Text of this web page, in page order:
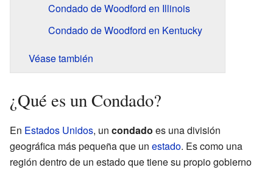
Condado de Woodford en Illinois
Condado de Woodford en Kentucky
Véase también
¿Qué es un Condado?
En Estados Unidos, un condado es una división
geográfica más pequeña que un estado. Es como una
región dentro de un estado que tiene su propio gobierno